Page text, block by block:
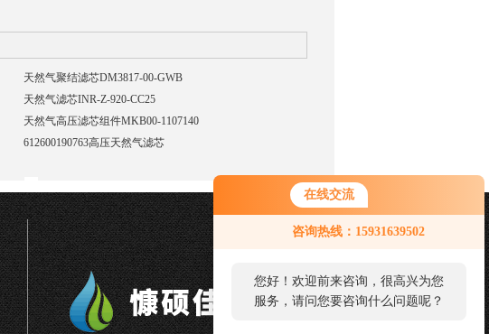
在线交流
咨询热线：15931639502
您好！欢迎前来咨询，很高兴为您
服务，请问您要咨询什么问题呢？
天然气聚结滤芯DM3817-00-GWB
天然气滤芯INR-Z-920-CC25
天然气高压滤芯组件MKB00-1107140
612600190763高压天然气滤芯